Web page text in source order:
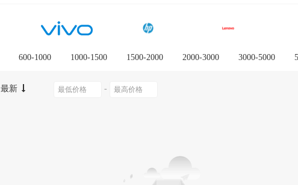
600-1000 1000-1500 1500-2000 2000-3000 3000-5000
最新 -